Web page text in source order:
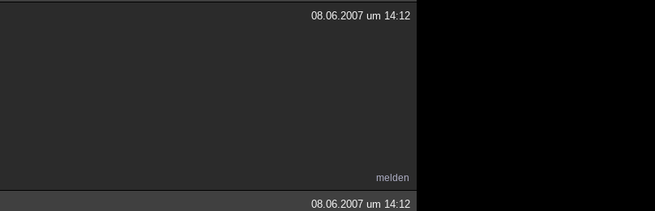
08.06.2007 um 14:12
melden
08.06.2007 um 14:12